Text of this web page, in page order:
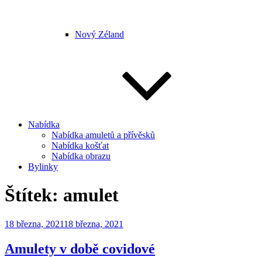
Nový Zéland
Nabídka
Nabídka amuletů a přívěsků
Nabídka košťat
Nabídka obrazu
Bylinky
Štítek: amulet
Publikováno
18 března, 202118 března, 2021
Amulety v době covidové